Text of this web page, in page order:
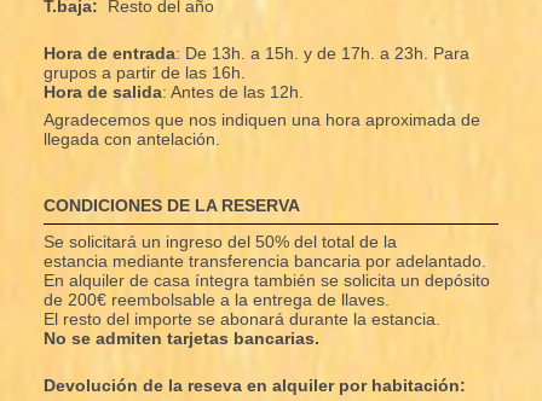
T.baja: Resto del año
Hora de entrada: De 13h. a 15h. y de 17h. a 23h. Para
grupos a partir de las 16h.
Hora de salida: Antes de las 12h.
Agradecemos que nos indiquen una hora aproximada de
llegada con antelación.
CONDICIONES DE LA RESERVA
Se solicitará un ingreso del 50% del total de la
estancia mediante transferencia bancaria por adelantado.
En alquiler de casa íntegra también se solicita un depósito
de 200€ reembolsable a la entrega de llaves.
El resto del importe se abonará durante la estancia.
No se admiten tarjetas bancarias.
Devolución de la reseva en alquiler por habitación: